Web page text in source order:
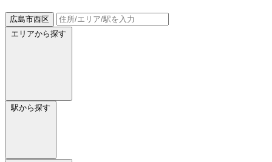
広島市西区
エリアから探す
駅から探す